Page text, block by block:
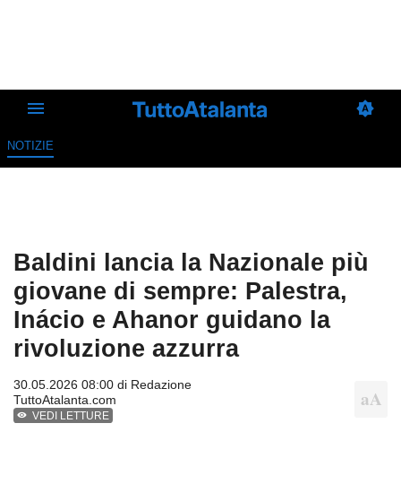
NOTIZIE
Baldini lancia la Nazionale più
giovane di sempre: Palestra,
Inácio e Ahanor guidano la
rivoluzione azzurra
30.05.2026 08:00 di Redazione
TuttoAtalanta.com
VEDI LETTURE